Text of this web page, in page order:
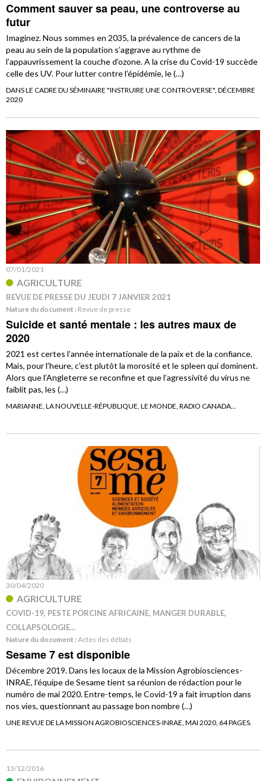
Comment sauver sa peau, une controverse au
futur
Imaginez. Nous sommes en 2035, la prévalence de cancers de la
peau au sein de la population s’aggrave au rythme de
l’appauvrissement la couche d’ozone. A la crise du Covid-19 succède
celle des UV. Pour lutter contre l’épidémie, le (…)
DANS LE CADRE DU SÉMINAIRE "INSTRUIRE UNE CONTROVERSE", DÉCEMBRE
2020
07/01/2021
AGRICULTURE
REVUE DE PRESSE DU JEUDI 7 JANVIER 2021
Nature du document : Revue de presse
Suicide et santé mentale : les autres maux de
2020
2021 est certes l’année internationale de la paix et de la confiance.
Mais, pour l’heure, c’est plutôt la morosité et le spleen qui dominent.
Alors que l’Angleterre se reconfine et que l’agressivité du virus ne
faiblit pas, les (…)
MARIANNE, LA NOUVELLE-RÉPUBLIQUE, LE MONDE, RADIO CANADA...
30/04/2020
AGRICULTURE
COVID-19, PESTE PORCINE AFRICAINE, MANGER DURABLE,
COLLAPSOLOGIE...
Nature du document :Actes des débats
Sesame 7 est disponible
Décembre 2019. Dans les locaux de la Mission Agrobiosciences-
INRAE, l’équipe de Sesame tient sa réunion de rédaction pour le
numéro de mai 2020. Entre-temps, le Covid-19 a fait irruption dans
nos vies, questionnant au passage bon nombre (…)
UNE REVUE DE LA MISSION AGROBIOSCIENCES-INRAE, MAI 2020, 64 PAGES.
13/12/2016